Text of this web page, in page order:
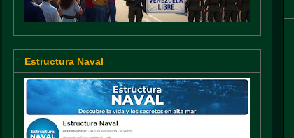
Estructura Naval